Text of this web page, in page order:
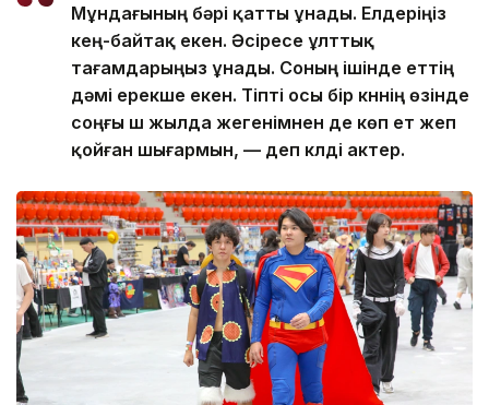
Мұндағының бәрі қатты ұнады. Елдеріңіз
кең-байтақ екен. Әсіресе ұлттық
тағамдарыңыз ұнады. Соның ішінде еттің
дәмі ерекше екен. Тіпті осы бір күннің өзінде
соңғы үш жылда жегенімнен де көп ет жеп
қойған шығармын, — деп күлді актер.